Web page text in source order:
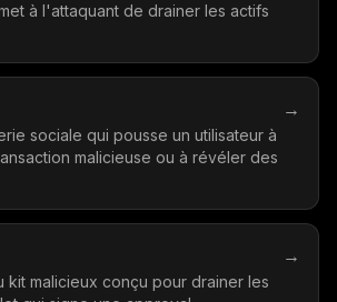
à l'attaquant de drainer les actifs
sociale qui pousse un utilisateur à
malicieuse ou à révéler des
→
kit malicieux conçu pour drainer les
→